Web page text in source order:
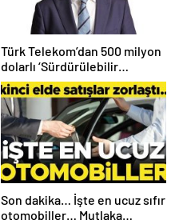
Türk Telekom’dan 500 milyon
dolarlı ‘Sürdürülebilir
Eurobond’ ihracı
Son dakika… İşte en ucuz sıfır
otomobiller… Mutlaka